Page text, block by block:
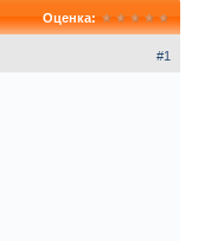
Оценка:
#1